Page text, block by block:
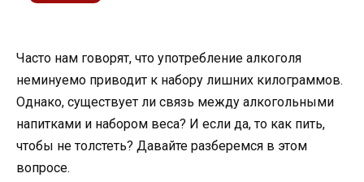
Часто нам говорят, что употребление алкоголя
неминуемо приводит к набору лишних килограммов.
Однако, существует ли связь между алкогольными
напитками и набором веса? И если да, то как пить,
чтобы не толстеть? Давайте разберемся в этом
вопросе.